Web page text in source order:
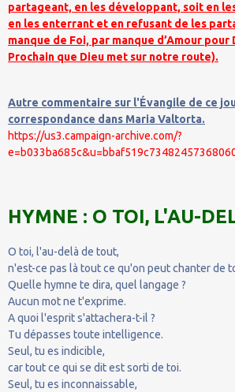
partageant, en les développant, soit en
en les enterrant et en refusant de les
manque de Foi, par manque d’Amour
Prochain que Dieu met sur notre route).
Autre commentaire sur l'Évangile de ce
correspondance dans Maria Valtorta.
https://us3.campaign-archive.com/?
HYMNE : O TOI, L'AU-
O toi, l'au-delà de tout,
n'est-ce pas là tout ce qu'on peut chanter de
Quelle hymne te dira, quel langage ?
Aucun mot ne t'exprime.
A quoi l'esprit s'attachera-t-il ?
Tu dépasses toute intelligence.
Seul, tu es indicible,
car tout ce qui se dit est sorti de toi.
Seul, tu es inconnaissable,